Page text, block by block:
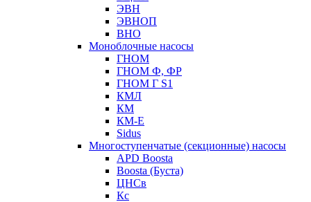
ЭВН
ЭВНОП
ВНО
Моноблочные насосы
ГНОМ
ГНОМ Ф, ФР
ГНОМ Г S1
КМЛ
КМ
КМ-Е
Sidus
Многоступенчатые (секционные) насосы
APD Boosta
Boosta (Буста)
ЦНСв
Кс